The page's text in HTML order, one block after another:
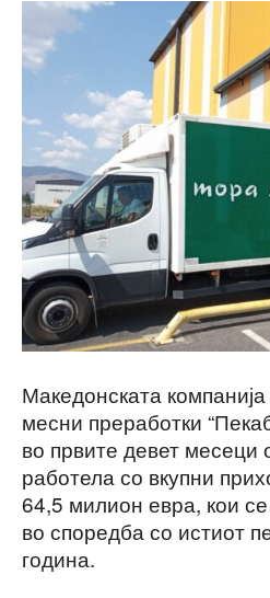
Македонската
месни преработки
во првите девет месеци
работела со вкупни
64,5 милион евра, кои
во споредба со истиот
година.